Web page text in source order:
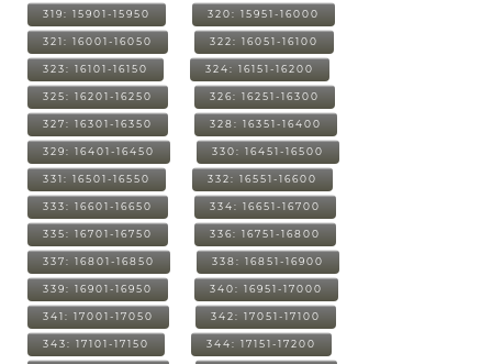
319: 15901-15950 320: 15951-16000
321: 16001-16050 322: 16051-16100
323: 16101-16150 324: 16151-16200
325: 16201-16250 326: 16251-16300
327: 16301-16350 328: 16351-16400
329: 16401-16450 330: 16451-16500
331: 16501-16550 332: 16551-16600
333: 16601-16650 334: 16651-16700
335: 16701-16750 336: 16751-16800
337: 16801-16850 338: 16851-16900
339: 16901-16950 340: 16951-17000
341: 17001-17050 342: 17051-17100
343: 17101-17150 344: 17151-17200